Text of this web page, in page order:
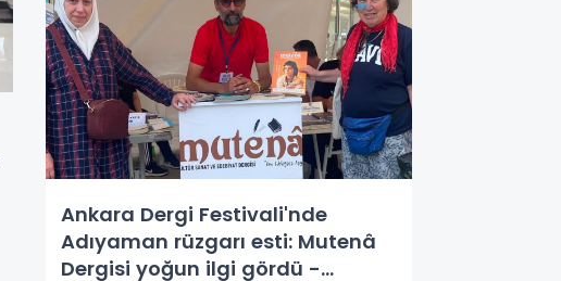
Ankara Dergi Festivali'nde
Adıyaman rüzgarı esti: Mutenâ
Dergisi yoğun ilgi gördü -